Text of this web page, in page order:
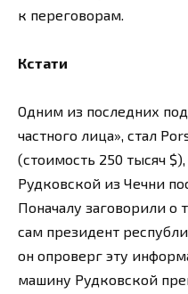
к переговорам.
Кстати
Одним из последних
частного лица», стал
(стоимость 250 тысяч
Рудковской из Чечни
Поначалу заговорили о
сам президент
он опроверг эту
машину Рудковской